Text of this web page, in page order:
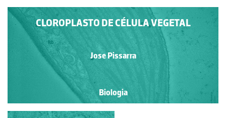
CLOROPLASTO DE CÉLULA VEGETAL
Jose Pissarra
Biologia